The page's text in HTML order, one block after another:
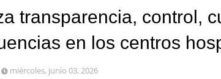
transparencia, control,
en los centros
miércoles, junio 03, 2026